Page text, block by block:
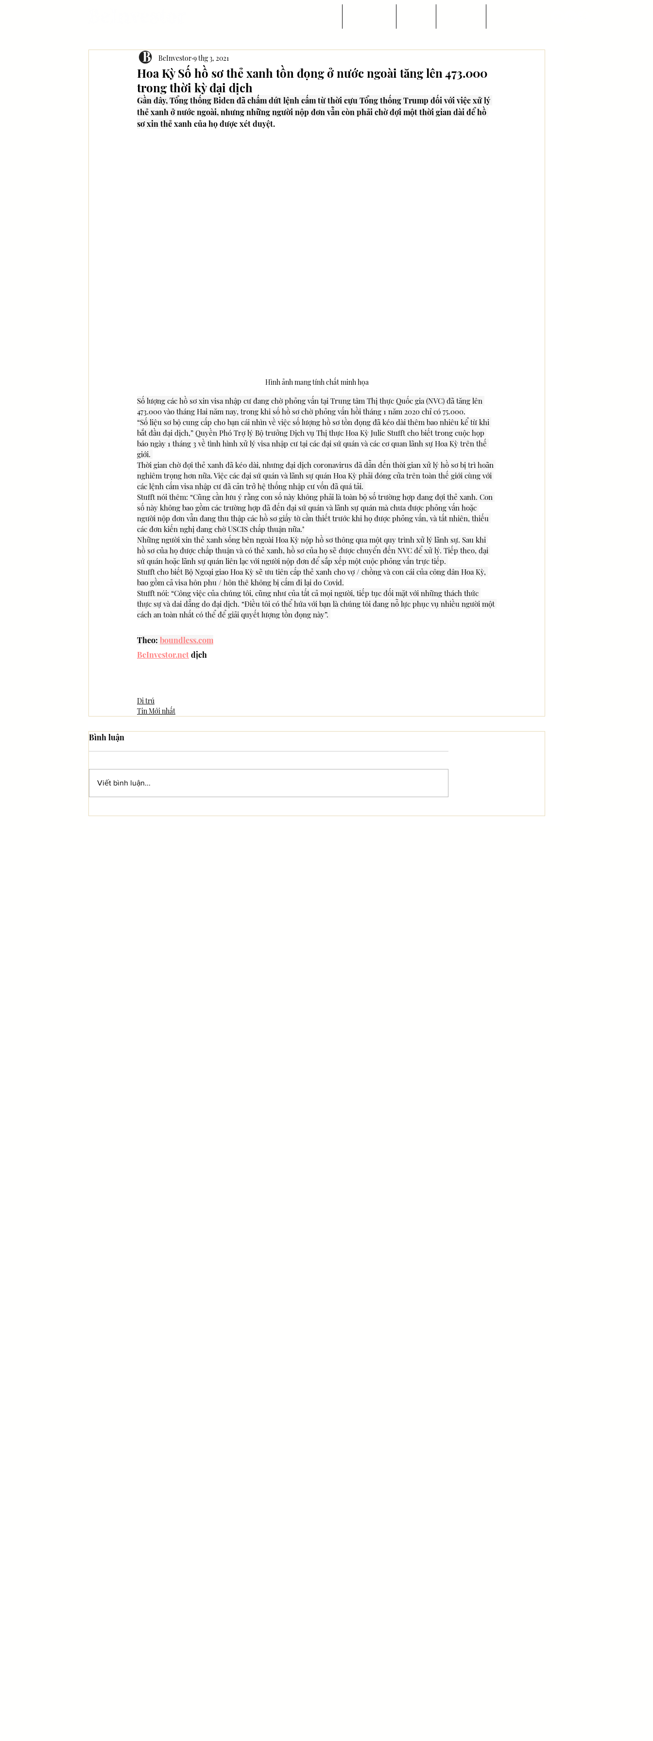
Hoa Kỳ Số hồ sơ thẻ xanh tồn đọng ở nước ngoài tăng lên 473.000
trong thời kỳ đại dịch
BeInvestor 9 thg 3, 2021
Gần đây, Tổng thống Biden đã chấm dứt lệnh cấm từ thời cựu Tổng thống Trump đối với việc xử lý
thẻ xanh ở nước ngoài, nhưng những người nộp đơn vẫn còn phải chờ đợi một thời gian dài để hồ
sơ xin thẻ xanh của họ được xét duyệt.
Hình ảnh mang tính chất minh họa
Số lượng các hồ sơ xin visa nhập cư đang chờ phỏng vấn tại Trung tâm Thị thực Quốc gia (NVC) đã tăng lên
473.000 vào tháng Hai năm nay, trong khi số hồ sơ chờ phỏng vấn hồi tháng 1 năm 2020 chỉ có 75.000.
“Số liệu sơ bộ cung cấp cho bạn cái nhìn về việc số lượng hồ sơ tồn đọng đã kéo dài thêm bao nhiêu kể từ khi
bắt đầu đại dịch,” Quyền Phó Trợ lý Bộ trưởng Dịch vụ Thị thực Hoa Kỳ Julie Stufft cho biết trong cuộc họp
báo ngày 1 tháng 3 về tình hình xử lý visa nhập cư tại các đại sứ quán và các cơ quan lãnh sự Hoa Kỳ trên thế
giới.
Thời gian chờ đợi thẻ xanh đã kéo dài, nhưng đại dịch coronavirus đã dẫn đến thời gian xử lý hồ sơ bị trì hoãn
nghiêm trọng hơn nữa. Việc các đại sứ quán và lãnh sự quán Hoa Kỳ phải đóng cửa trên toàn thế giới cùng với
các lệnh cấm visa nhập cư đã cản trở hệ thống nhập cư vốn đã quá tải.
Stufft nói thêm: “Cũng cần lưu ý rằng con số này không phải là toàn bộ số trường hợp đang đợi thẻ xanh. Con
số này không bao gồm các trường hợp đã đến đại sứ quán và lãnh sự quán mà chưa được phỏng vấn hoặc
người nộp đơn vẫn đang thu thập các hồ sơ giấy tờ cần thiết trước khi họ được phỏng vấn, và tất nhiên, thiếu
các đơn kiến nghị đang chờ USCIS chấp thuận nữa."
Những người xin thẻ xanh sống bên ngoài Hoa Kỳ nộp hồ sơ thông qua một quy trình xử lý lãnh sự. Sau khi
hồ sơ của họ được chấp thuận và có thẻ xanh, hồ sơ của họ sẽ được chuyển đến NVC để xử lý. Tiếp theo, đại
sứ quán hoặc lãnh sự quán liên lạc với người nộp đơn để sắp xếp một cuộc phỏng vấn trực tiếp.
Stufft cho biết Bộ Ngoại giao Hoa Kỳ sẽ ưu tiên cấp thẻ xanh cho vợ / chồng và con cái của công dân Hoa Kỳ,
bao gồm cả visa hôn phu / hôn thê không bị cấm đi lại do Covid.
Stufft nói: “Công việc của chúng tôi, cũng như của tất cả mọi người, tiếp tục đối mặt với những thách thức
thực sự và dai dẳng do đại dịch. “Điều tôi có thể hứa với bạn là chúng tôi đang nỗ lực phục vụ nhiều người một
cách an toàn nhất có thể để giải quyết lượng tồn đọng này”.
Theo: boundless.com
BeInvestor.net dịch
Di trú
Tin Mới nhất
Bình luận
Viết bình luận...